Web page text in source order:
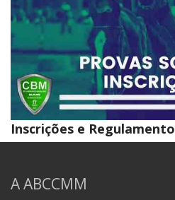
Inscrições e Regulamento
A ABCCMM